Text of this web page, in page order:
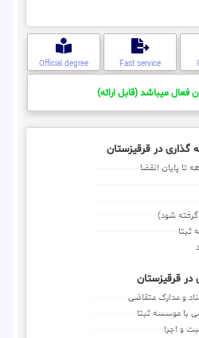
Fast service
Official degree
فعال میباشد (قابل ارائه)
گذاری در قرقیزستان
شود)
ثبتا
در قرقیزستان